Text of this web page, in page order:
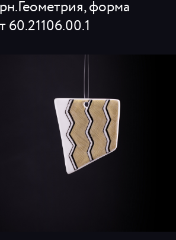
форма
60.21106.00.1